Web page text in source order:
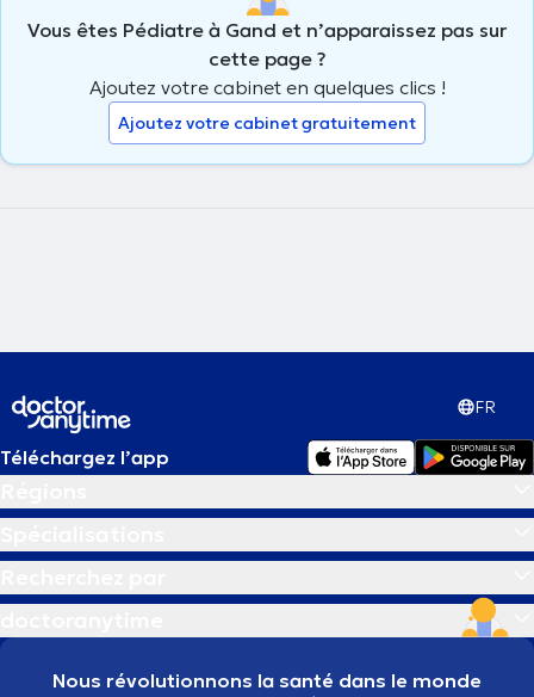
Vous êtes Pédiatre à Gand et n’apparaissez pas sur
cette page ?
Ajoutez votre cabinet en quelques clics !
Ajoutez votre cabinet gratuitement
FR
Téléchargez l’app
Nous révolutionnons la santé dans le monde